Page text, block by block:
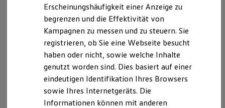
Marke und Erlebnis
Volkswagen R und R Experience
R-Modelle
R Experience
Driving Experience
Volkswagen entdecken
Werkbesichtigung
Lifestyle Shop
T-Roc Kollektion
Golf Kollektion
Ab 27.995,00 € inkl. MwSt.
Die Ausstattungslinie Trend ist voraussichtlich ab
Mitte Oktober 2026 bestellbar.
ID. Cross konfigurieren
Erscheinungshäufigkeit einer Anzeige zu
begrenzen und die Effektivität von
Kampagnen zu messen und zu steuern. Sie
registrieren, ob Sie eine Webseite besucht
haben oder nicht, sowie welche Inhalte
genutzt worden sind. Dies basiert auf einer
eindeutigen Identifikation Ihres Browsers
sowie Ihres Internetgeräts. Die
Informationen können mit anderen